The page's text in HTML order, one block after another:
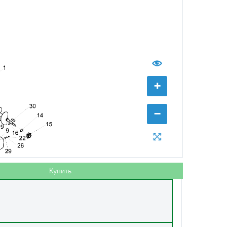
+
−
Купить